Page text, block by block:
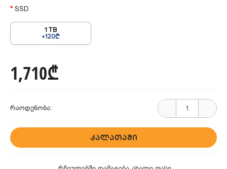
SSD
1 TB
+120₾
1,710₾
რაოდენობა:
ᲙᲐᲚᲐᲗᲐᲨᲘ